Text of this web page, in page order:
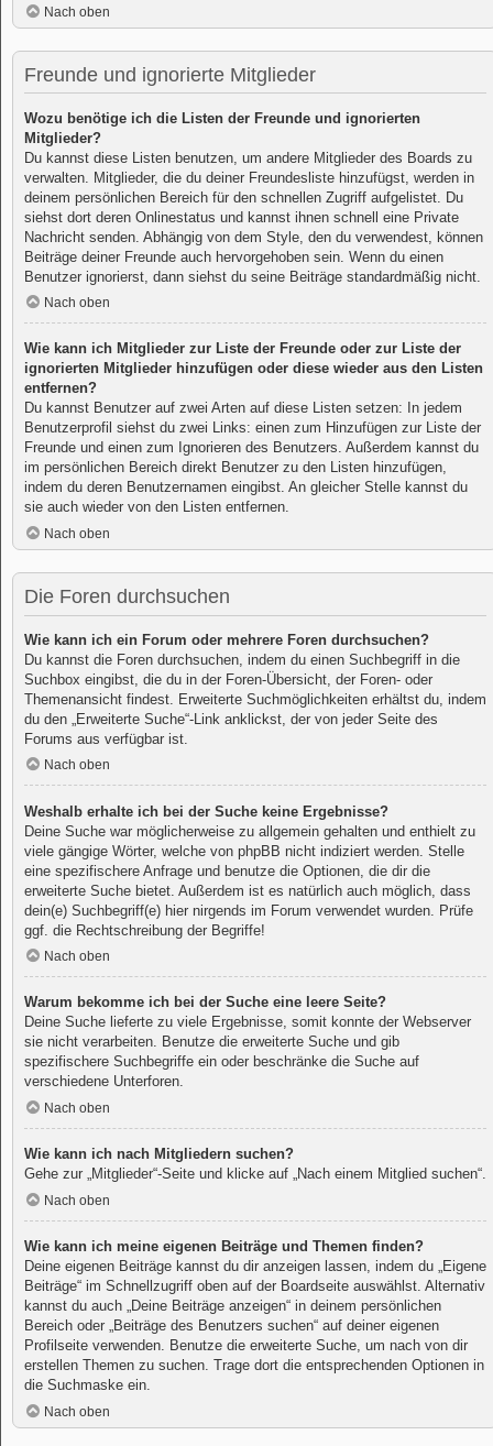
Nach oben
Freunde und ignorierte Mitglieder
Wozu benötige ich die Listen der Freunde und ignorierten
Mitglieder?
Du kannst diese Listen benutzen, um andere Mitglieder des Boards zu
verwalten. Mitglieder, die du deiner Freundesliste hinzufügst, werden in
deinem persönlichen Bereich für den schnellen Zugriff aufgelistet. Du
siehst dort deren Onlinestatus und kannst ihnen schnell eine Private
Nachricht senden. Abhängig von dem Style, den du verwendest, können
Beiträge deiner Freunde auch hervorgehoben sein. Wenn du einen
Benutzer ignorierst, dann siehst du seine Beiträge standardmäßig nicht.
Nach oben
Wie kann ich Mitglieder zur Liste der Freunde oder zur Liste der
ignorierten Mitglieder hinzufügen oder diese wieder aus den Listen
entfernen?
Du kannst Benutzer auf zwei Arten auf diese Listen setzen: In jedem
Benutzerprofil siehst du zwei Links: einen zum Hinzufügen zur Liste der
Freunde und einen zum Ignorieren des Benutzers. Außerdem kannst du
im persönlichen Bereich direkt Benutzer zu den Listen hinzufügen,
indem du deren Benutzernamen eingibst. An gleicher Stelle kannst du
sie auch wieder von den Listen entfernen.
Nach oben
Die Foren durchsuchen
Wie kann ich ein Forum oder mehrere Foren durchsuchen?
Du kannst die Foren durchsuchen, indem du einen Suchbegriff in die
Suchbox eingibst, die du in der Foren-Übersicht, der Foren- oder
Themenansicht findest. Erweiterte Suchmöglichkeiten erhältst du, indem
du den „Erweiterte Suche“-Link anklickst, der von jeder Seite des
Forums aus verfügbar ist.
Nach oben
Weshalb erhalte ich bei der Suche keine Ergebnisse?
Deine Suche war möglicherweise zu allgemein gehalten und enthielt zu
viele gängige Wörter, welche von phpBB nicht indiziert werden. Stelle
eine spezifischere Anfrage und benutze die Optionen, die dir die
erweiterte Suche bietet. Außerdem ist es natürlich auch möglich, dass
dein(e) Suchbegriff(e) hier nirgends im Forum verwendet wurden. Prüfe
ggf. die Rechtschreibung der Begriffe!
Nach oben
Warum bekomme ich bei der Suche eine leere Seite?
Deine Suche lieferte zu viele Ergebnisse, somit konnte der Webserver
sie nicht verarbeiten. Benutze die erweiterte Suche und gib
spezifischere Suchbegriffe ein oder beschränke die Suche auf
verschiedene Unterforen.
Nach oben
Wie kann ich nach Mitgliedern suchen?
Gehe zur „Mitglieder“-Seite und klicke auf „Nach einem Mitglied suchen“.
Nach oben
Wie kann ich meine eigenen Beiträge und Themen finden?
Deine eigenen Beiträge kannst du dir anzeigen lassen, indem du „Eigene
Beiträge“ im Schnellzugriff oben auf der Boardseite auswählst. Alternativ
kannst du auch „Deine Beiträge anzeigen“ in deinem persönlichen
Bereich oder „Beiträge des Benutzers suchen“ auf deiner eigenen
Profilseite verwenden. Benutze die erweiterte Suche, um nach von dir
erstellen Themen zu suchen. Trage dort die entsprechenden Optionen in
die Suchmaske ein.
Nach oben